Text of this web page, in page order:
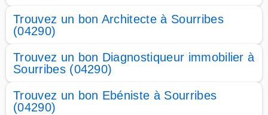
Trouvez un bon Architecte à Sourribes
(04290)
Trouvez un bon Diagnostiqueur immobilier à
Sourribes (04290)
Trouvez un bon Ebéniste à Sourribes
(04290)